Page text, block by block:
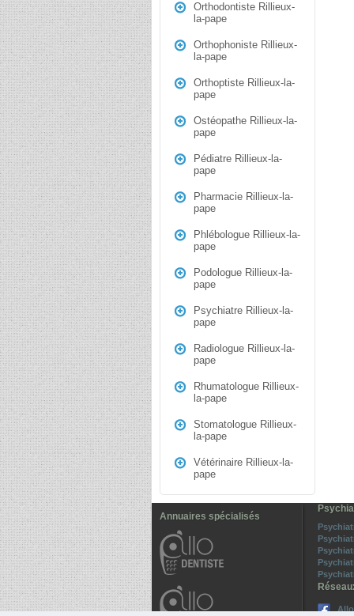
Orthodontiste Rillieux-
la-pape
Orthophoniste Rillieux-
la-pape
Orthoptiste Rillieux-la-
pape
Ostéopathe Rillieux-la-
pape
Pédiatre Rillieux-la-
pape
Pharmacie Rillieux-la-
pape
Phlébologue Rillieux-la-
pape
Podologue Rillieux-la-
pape
Psychiatre Rillieux-la-
pape
Radiologue Rillieux-la-
pape
Rhumatologue Rillieux-
la-pape
Stomatologue Rillieux-
la-pape
Vétérinaire Rillieux-la-
pape
Annuaires spécialisés